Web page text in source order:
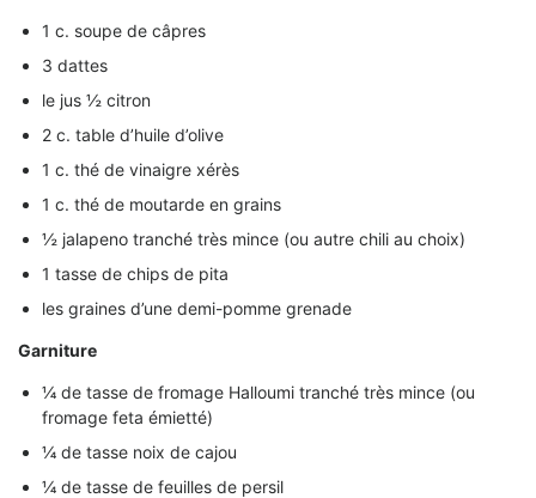
1 c. soupe de câpres
3 dattes
le jus ½ citron
2 c. table d’huile d’olive
1 c. thé de vinaigre xérès
1 c. thé de moutarde en grains
½ jalapeno tranché très mince (ou autre chili au choix)
1 tasse de chips de pita
les graines d’une demi-pomme grenade
Garniture
¼ de tasse de fromage Halloumi tranché très mince (ou
fromage feta émietté)
¼ de tasse noix de cajou
¼ de tasse de feuilles de persil